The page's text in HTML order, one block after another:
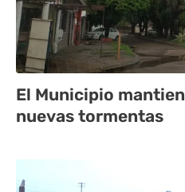
El Municipio
nuevas tormentas